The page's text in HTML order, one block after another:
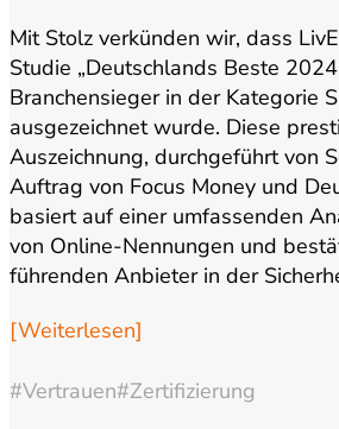
Mit Stolz verkünden wir, dass
Studie „Deutschlands Beste
Branchensieger in der Kategorie
ausgezeichnet wurde. Diese
Auszeichnung, durchgeführt von
Auftrag von Focus Money und
basiert auf einer umfassenden
von Online-Nennungen und
führenden Anbieter in der
[Weiterlesen]
#Vertrauen#Zertifizierung